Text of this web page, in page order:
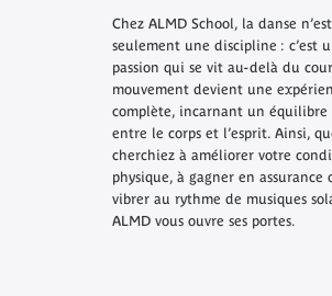
Chez ALMD School, la danse
seulement une discipline : c’est
passion qui se vit au-delà du
mouvement devient une
complète, incarnant un équilibre
entre le corps et l’esprit. Ainsi,
cherchiez à améliorer votre
physique, à gagner en assurance
vibrer au rythme de musiques
ALMD vous ouvre ses portes.